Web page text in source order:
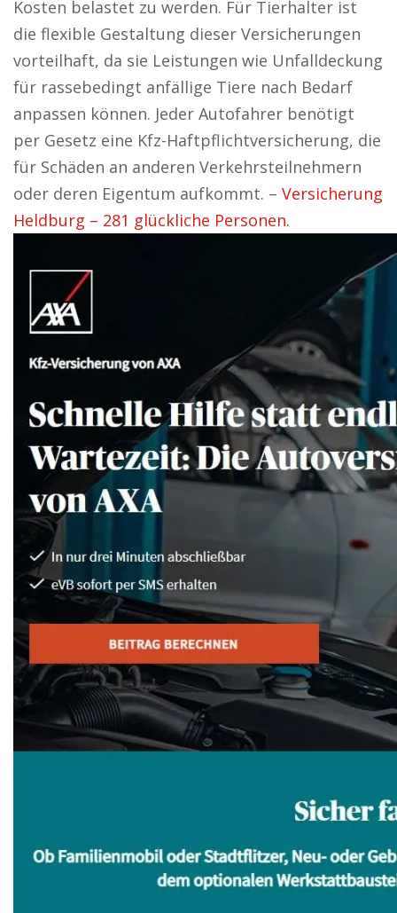
Kosten belastet zu werden. Für Tierhalter ist
die flexible Gestaltung dieser Versicherungen
vorteilhaft, da sie Leistungen wie Unfalldeckung
für rassebedingt anfällige Tiere nach Bedarf
anpassen können. Jeder Autofahrer benötigt
per Gesetz eine Kfz-Haftpflichtversicherung, die
für Schäden an anderen Verkehrsteilnehmern
oder deren Eigentum aufkommt. – Versicherung
Heldburg – 281 glückliche Personen.